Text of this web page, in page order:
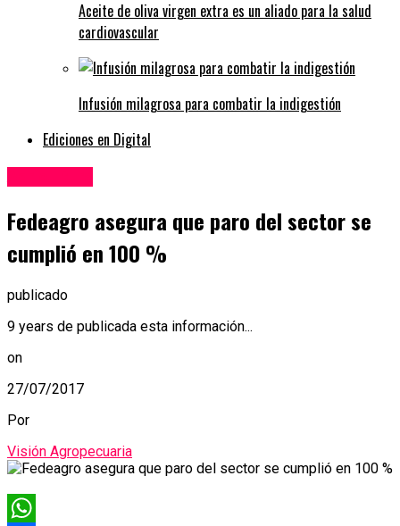
Aceite de oliva virgen extra es un aliado para la salud
cardiovascular
Infusión milagrosa para combatir la indigestión
Ediciones en Digital
Fedeagro asegura que paro del sector se
cumplió en 100 %
publicado
9 years de publicada esta información...
on
27/07/2017
Por
Visión Agropecuaria